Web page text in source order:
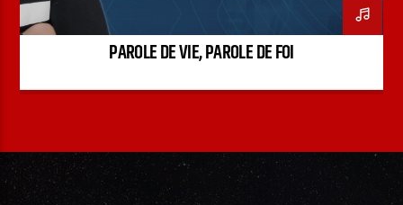
PAROLE DE VIE, PAROLE DE FOI